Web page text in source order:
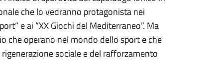
che lo vedranno protagonista nei
e ai “XX Giochi del Mediterraneo”. Ma
che operano nel mondo dello sport e che
sociale e del rafforzamento